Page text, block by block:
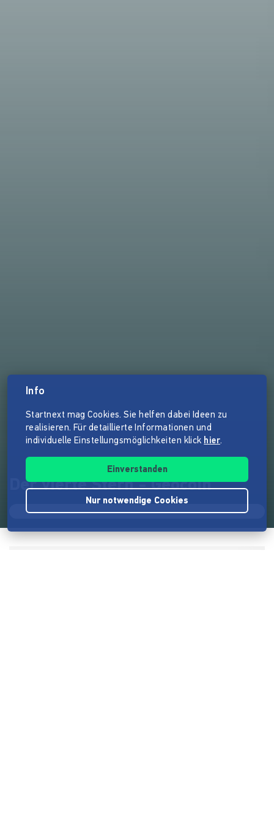
Der vierte Stern - Geocoin
Info
Startnext mag Cookies. Sie helfen dabei Ideen zu
realisieren. Für detaillierte Informationen und
individuelle Einstellungsmöglichkeiten klick hier.
Einverstanden
Nur notwendige Cookies